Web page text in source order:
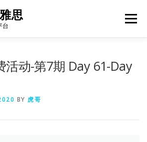
思
台
Menu
活动-第7期 Day 61-Day
BY 虎哥